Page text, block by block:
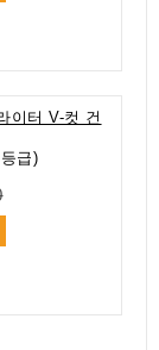
이터 V-컷 건
급)